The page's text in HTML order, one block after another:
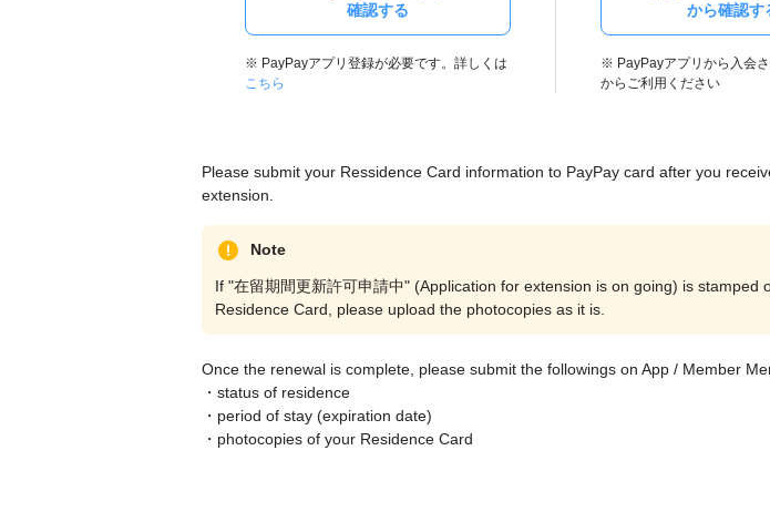
確認する
※ PayPayアプリ登録が必要です。詳しくは
こちら
から確認す
※ PayPayアプリから入会
からご利用ください
Please submit your Ressidence Card information to PayPay card after you
extension.
Note
If "在留期間更新許可申請中" (Application for extension is on going) is stamped
Residence Card, please upload the photocopies as it is.
Once the renewal is complete, please submit the followings on App / Member
・status of residence
・period of stay (expiration date)
・photocopies of your Residence Card